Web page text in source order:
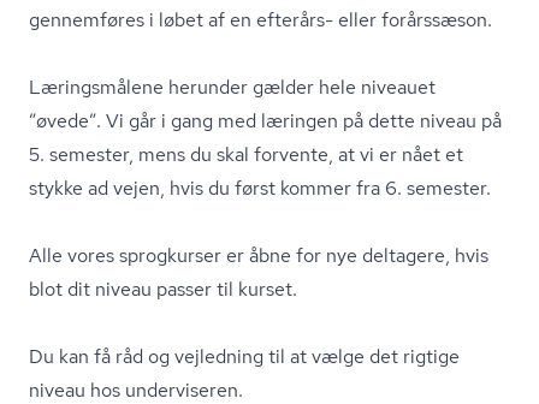
gennemføres i løbet af en efterårs- eller forårssæson.
Læringsmålene herunder gælder hele niveauet
”øvede”. Vi går i gang med læringen på dette niveau på
5. semester, mens du skal forvente, at vi er nået et
stykke ad vejen, hvis du først kommer fra 6. semester.
Alle vores sprogkurser er åbne for nye deltagere, hvis
blot dit niveau passer til kurset.
Du kan få råd og vejledning til at vælge det rigtige
niveau hos underviseren.